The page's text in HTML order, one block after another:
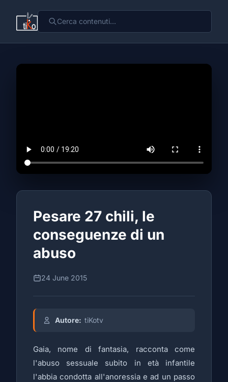
Pesare 27 chili, le
conseguenze di un
abuso
24 June 2015
Autore: tiKotv
Gaia, nome di fantasia, racconta come
l'abuso sessuale subito in età infantile
l'abbia condotta all'anoressia e ad un passo